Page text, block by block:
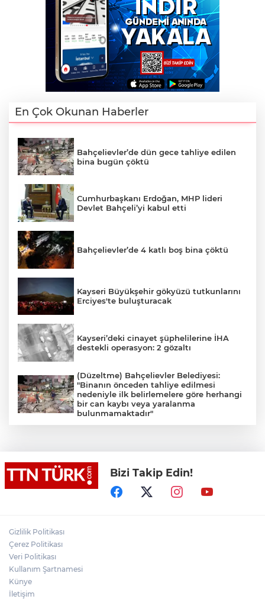
En Çok Okunan Haberler
Bahçelievler’de dün gece tahliye edilen
bina bugün çöktü
Cumhurbaşkanı Erdoğan, MHP lideri
Devlet Bahçeli’yi kabul etti
Bahçelievler’de 4 katlı boş bina çöktü
Kayseri Büyükşehir gökyüzü tutkunlarını
Erciyes'te buluşturacak
Kayseri’deki cinayet şüphelilerine İHA
destekli operasyon: 2 gözaltı
(Düzeltme) Bahçelievler Belediyesi:
"Binanın önceden tahliye edilmesi
nedeniyle ilk belirlemelere göre herhangi
bir can kaybı veya yaralanma
bulunmamaktadır"
bir kişi ağır yaralı halde bulundu
Çanakkale’de, iddiaya göre dairede
yapılan ilaçlamadan zehirlenen 9
yaşındaki çocuk öldü, annesi ise yoğun
Bakan Yumaklı: "İspanya’da
Bizi Takip Edin!
Gizlilik Politikası
Çerez Politikası
Veri Politikası
Kullanım Şartnamesi
Künye
İletişim